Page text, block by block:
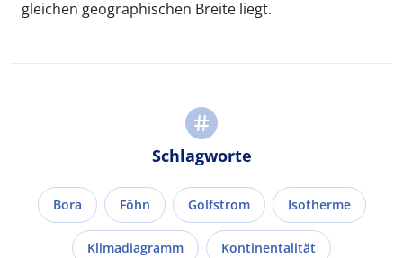
gleichen geographischen Breite liegt.
Schlagworte
Bora Föhn Golfstrom Isotherme
Klimadiagramm Kontinentalität